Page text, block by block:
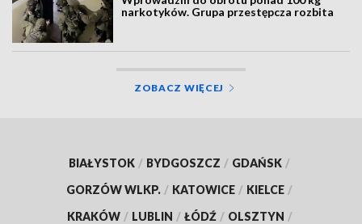
narkotyków. Grupa przestępcza rozbita
ZOBACZ WIĘCEJ
BIAŁYSTOK / BYDGOSZCZ / GDAŃSK /
GORZÓW WLKP. / KATOWICE / KIELCE /
KRAKÓW / LUBLIN / ŁÓDŹ / OLSZTYN /